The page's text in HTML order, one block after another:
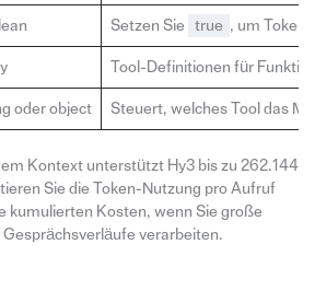
Setzen Sie true , um Token
Tool-Definitionen für
oder object Steuert, welches Tool das
Kontext unterstützt Hy3 bis zu 262.144
Sie die Token-Nutzung pro Aufruf
kumulierten Kosten, wenn Sie große
verarbeiten.